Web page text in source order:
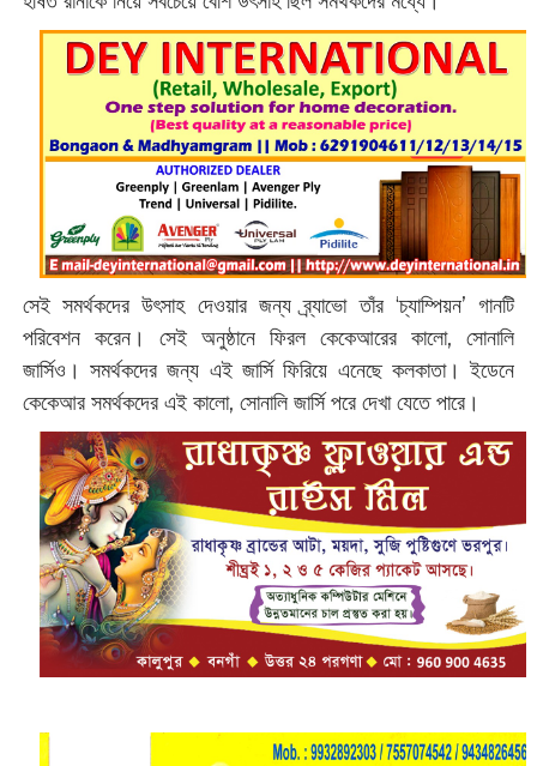
সেই সমর্থকদের উৎসাহ দেওয়ার জন্য ব্র্যাভো তাঁর ‘চ্যাম্পিয়ন’ গানটি
পরিবেশন করেন। সেই অনুষ্ঠানে ফিরল কেকেআরের কালো, সোনালি
জার্সিও। সমর্থকদের জন্য এই জার্সি ফিরিয়ে এনেছে কলকাতা। ইডেনে
কেকেআর সমর্থকদের এই কালো, সোনালি জার্সি পরে দেখা যেতে পারে।